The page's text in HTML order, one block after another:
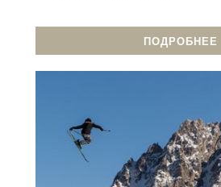
ПОДРОБНЕЕ